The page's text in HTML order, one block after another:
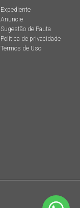
Expediente
Anuncie
Sugestão de Pauta
Política de privacidade
Termos de Uso